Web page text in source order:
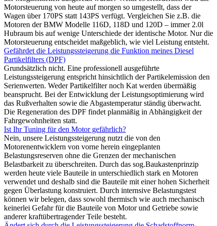
Motorsteuerung von heute auf morgen so umgestellt, dass der
Wagen über 170PS statt 143PS verfügt. Vergleichen Sie z.B. die
Motoren der BMW Modelle 116D, 118D und 120D – immer 2.0l
Hubraum bis auf wenige Unterschiede der identische Motor. Nur die
Motorsteuerung entscheidet maßgeblich, wie viel Leistung entsteht.
Gefährdet die Leistungssteigerung die Funktion meines Diesel
Partikelfilters (DPF)
Grundsätzlich nicht. Eine professionell ausgeführte
Leistungssteigerung entspricht hinsichtlich der Partikelemission den
Serienwerten. Weder Partikelfilter noch Kat werden übermäßig
beansprucht. Bei der Entwicklung der Leistungsoptimierung wird
das Rußverhalten sowie die Abgastemperatur ständig überwacht.
Die Regeneration des DPF findet planmäßig in Abhängigkeit der
Fahrgewohnheiten statt.
Ist Ihr Tuning für den Motor gefährlich?
Nein, unsere Leistungssteigerung nutzt die von den
Motorenentwicklern von vorne herein eingeplanten
Belastungsreserven ohne die Grenzen der mechanischen
Belastbarkeit zu überschreiten. Durch das sog.Baukastenprinzip
werden heute viele Bauteile in unterschiedlich stark en Motoren
verwendet und deshalb sind die Bauteile mit einer hohen Sicherheit
gegen Überlastung konstruiert. Durch internsive Belastungstest
können wir belegen, dass sowohl thermisch wie auch mechanisch
keinerlei Gefahr für die Bauteile von Motor und Getriebe sowie
anderer kraftübertragender Teile besteht.